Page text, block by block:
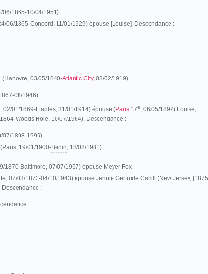
06/1865-10/04/1951)
06/1865-Concord, 11/01/1929) épouse [Louise]. Descendance :
(Hanovre, 03/05/1840-Atlantic City, 03/02/1919)
08/1946)
02/01/1869-Etaples, 31/01/1914) épouse (Paris 17e, 06/05/1897) Louise,
Woods Hole, 10/07/1964). Descendance :
07/1898-1995)
(Paris, 19/01/1900-Berlin, 18/08/1981).
1870-Baltimore, 07/07/1957) épouse Meyer Fox.
07/03/1873-04/10/1943) épouse Jennie Gertrude Cahill (New Jersey, [1875
Descendance :
: